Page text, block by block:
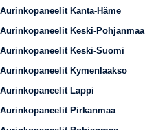
Aurinkopaneelit Kanta-Häme
Aurinkopaneelit Keski-Pohjanmaa
Aurinkopaneelit Keski-Suomi
Aurinkopaneelit Kymenlaakso
Aurinkopaneelit Lappi
Aurinkopaneelit Pirkanmaa